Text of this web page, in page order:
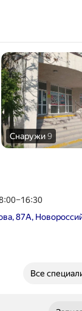
Снаружи9
87А,
Все